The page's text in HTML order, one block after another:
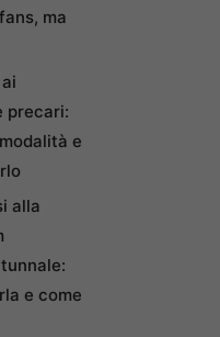
ma
precari:
e
alla
e come